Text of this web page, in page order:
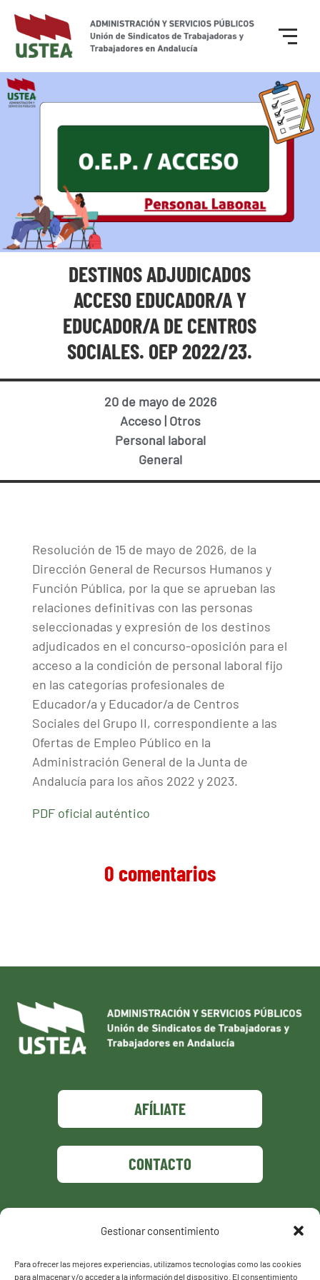
Gestionar consentimiento
Para ofrecer las mejores experiencias, utilizamos tecnologías como las cookies
para almacenar y/o acceder a la información del dispositivo. El consentimiento
DESTINOS ADJUDICADOS
ACCESO EDUCADOR/A Y
EDUCADOR/A DE CENTROS
SOCIALES. OEP 2022/23.
20 de mayo de 2026
Acceso| Otros
Personal laboral
General
Resolución de 15 de mayo de 2026, de la
Dirección General de Recursos Humanos y
Función Pública, por la que se aprueban las
relaciones definitivas con las personas
seleccionadas y expresión de los destinos
adjudicados en el concurso-oposición para el
acceso a la condición de personal laboral fijo
en las categorías profesionales de
Educador/a y Educador/a de Centros
Sociales del Grupo II, correspondiente a las
Ofertas de Empleo Público en la
Administración General de la Junta de
Andalucía para los años 2022 y 2023.
PDF oficial auténtico
0 comentarios
AFÍLIATE
CONTACTO